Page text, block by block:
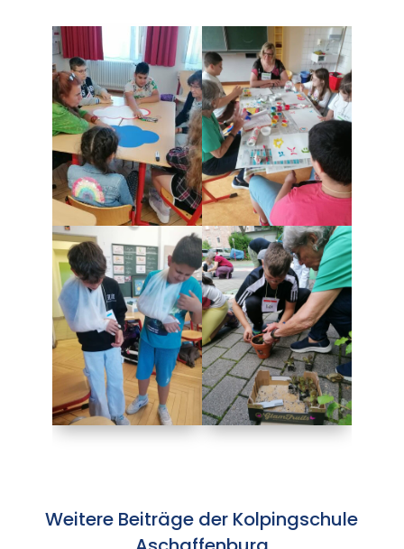
Weitere Beiträge der Kolpingschule